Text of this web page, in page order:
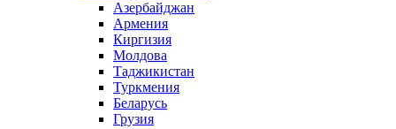
Азербайджан
Армения
Киргизия
Молдова
Таджикистан
Туркмения
Беларусь
Грузия